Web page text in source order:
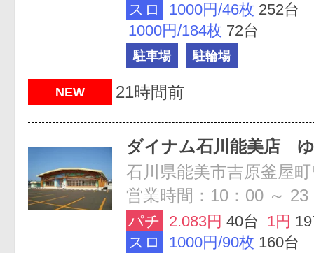
スロ
1000円/46枚 252台
1000円/184枚 72台
駐車場 駐輪場
NEW 21時間前
ダイナム石川能美店
石川県能美市吉原釜屋
営業時間：10：00 ～ 23
パチ 2.083円 40台 1円
スロ
1000円/90枚 160台